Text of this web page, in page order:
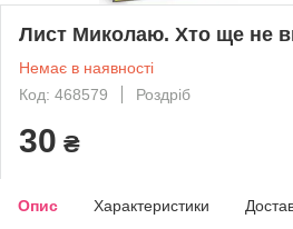
Лист Миколаю. Хто ще не
Немає в наявності
Код: 468579
Роздріб
30 ₴
Опис Характеристики